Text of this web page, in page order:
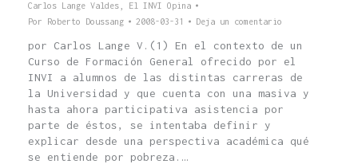
Carlos Lange Valdes
El INVI Opina
Por Roberto Doussang 2008-03-31 Deja un comentario
por Carlos Lange V.(1) En el contexto de un
Curso de Formación General ofrecido por el
INVI a alumnos de las distintas carreras de
la Universidad y que cuenta con una masiva y
hasta ahora participativa asistencia por
parte de éstos, se intentaba definir y
explicar desde una perspectiva académica qué
se entiende por pobreza.…